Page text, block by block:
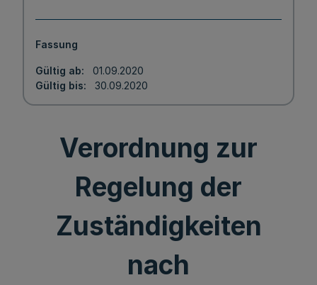
Fassung
Gültig ab
01.09.2020
Gültig bis
30.09.2020
Verordnung zur
Regelung der
Zuständigkeiten
nach